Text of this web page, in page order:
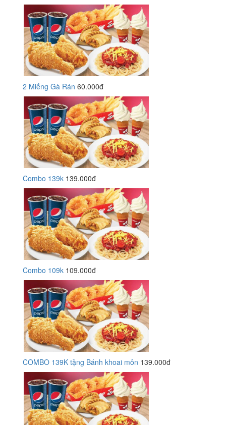
2 Miếng Gà Rán 60.000đ
Combo 139k 139.000đ
Combo 109k 109.000đ
COMBO 139K tặng Bánh khoai môn 139.000đ